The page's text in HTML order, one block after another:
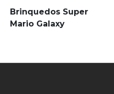
Brinquedos Super
Mario Galaxy